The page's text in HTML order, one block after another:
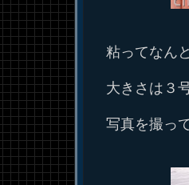
粘ってなん
大きさは３
写真を撮っ